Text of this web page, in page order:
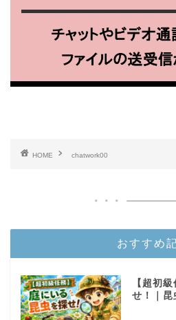
HOME chatwork00
おすすめ
【超初
せ！｜昆